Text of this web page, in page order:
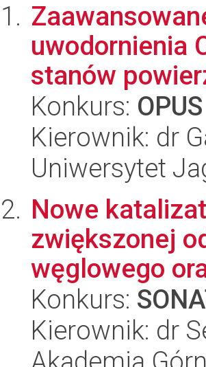
uwodornienia
stanów
Konkurs:
Kierownik: dr
Uniwersytet
Nowe
zwiększonej
węglowego
Konkurs:
Kierownik: dr